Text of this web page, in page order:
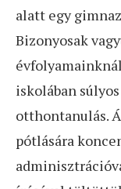
alatt egy
Bizonyosak
iskolában
otthontanulás.
pótlására